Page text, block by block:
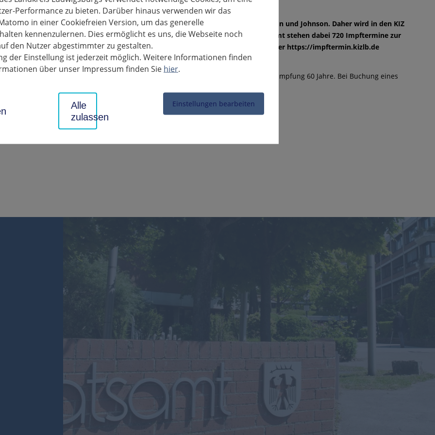
(KIZ) Ludwigsburg erhalten eine Sonderlieferung des Impfstoffes Johnson und Johnson. Daher wird in den KIZ
vom 5. Juli bis zum 7. Juli der Impfstoff Johnson und Johnson verimpft. Insgesamt stehen dabei 720 Impftermine zur
Die Terminvergabe wird ab Dienstag, 29. Juni, ausschließlich über das Internet unter https://impftermin.kizlb.de
nicht für alle Altersgruppen freigeben ist, beträgt das Mindestalter für eine Impfung 60 Jahre. Bei Buchung eines
Performance zu bieten. Darüber hinaus verwenden wir das
in einer Cookiefreien Version, um das generelle
kennenzulernen. Dies ermöglicht es uns, die Webseite noch
den Nutzer abgestimmter zu gestalten.
der Einstellung ist jederzeit möglich. Weitere Informationen finden
über unser Impressum finden Sie hier.
Einstellungen bearbeiten
Alle
zulassen